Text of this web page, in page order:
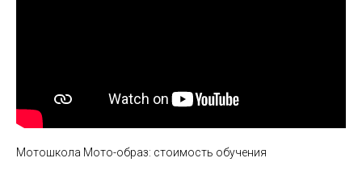
Мотошкола Мото-образ: стоимость обучения